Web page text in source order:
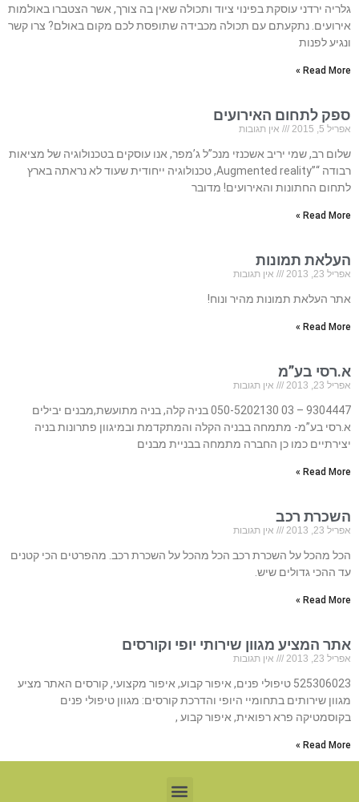
גלריה ירדני עוסקת בפינוי ציוד ותכולה שאין בה צורך, אשר הצטברו באולמות
אירועים. נתקעתם עם תכולה מכבידה שתופסת לכם מקום באולם? צרו קשר
ונגיע לפנות
Read More »
ספק לתחום האירועים
אפריל 5, 2015 אין תגובות
שלום רב, שמי יריב אשכנזי מנכ”ל ג’מפר, אנו עוסקים בטכנולוגיה של מציאות
רבודה “”Augmented reality, טכנולוגיה ייחודית שעוד לא נראתה בארץ
לתחום החתונות והאירועים! מדובר
Read More »
העלאת תמונות
אפריל 23, 2013 אין תגובות
אתר העלאת תמונות מהיר ונוח!
Read More »
א.רסי בע”מ
אפריל 23, 2013 אין תגובות
9304447 – 03 050-5202130 בניה קלה, בניה מתועשת,מבנים יבילים
א.רסי בע”מ- מתמחה בבניה הקלה והמתקדמת ובמיגוון פתרונות בניה
יצירתיים כמו כן החברה מתמחה בבניית מבנים
Read More »
השכרת רכב
אפריל 23, 2013 אין תגובות
הכל מהכל על השכרת רכב הכל מהכל על השכרת רכב. מהפרטים הכי קטנים
עד ההכי גדולים שיש.
Read More »
אתר המציע מגוון שירותי יופי וקורסים
אפריל 23, 2013 אין תגובות
525306023 טיפולי פנים, איפור קבוע, איפור מקצועי, קורסים האתר מציע
מגוון שירותים בתחומיי היופי והדרכת קורסים: מגוון טיפולי פנים
בקוסמטיקה פרא רפואית, איפור קבוע ,
Read More »